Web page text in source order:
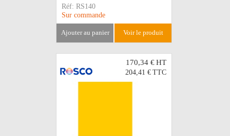
Réf: RS140
Sur commande
ajouter au panier voir le produit
170,34 €HT
204,41 € TTC